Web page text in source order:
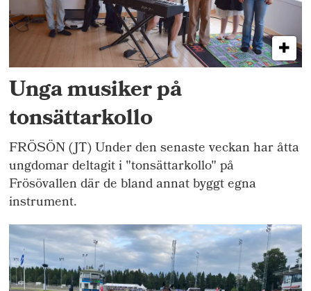
Unga musiker på
tonsättarkollo
FRÖSÖN (JT) Under den senaste veckan har åtta
ungdomar deltagit i "tonsättarkollo" på
Frösövallen där de bland annat byggt egna
instrument.